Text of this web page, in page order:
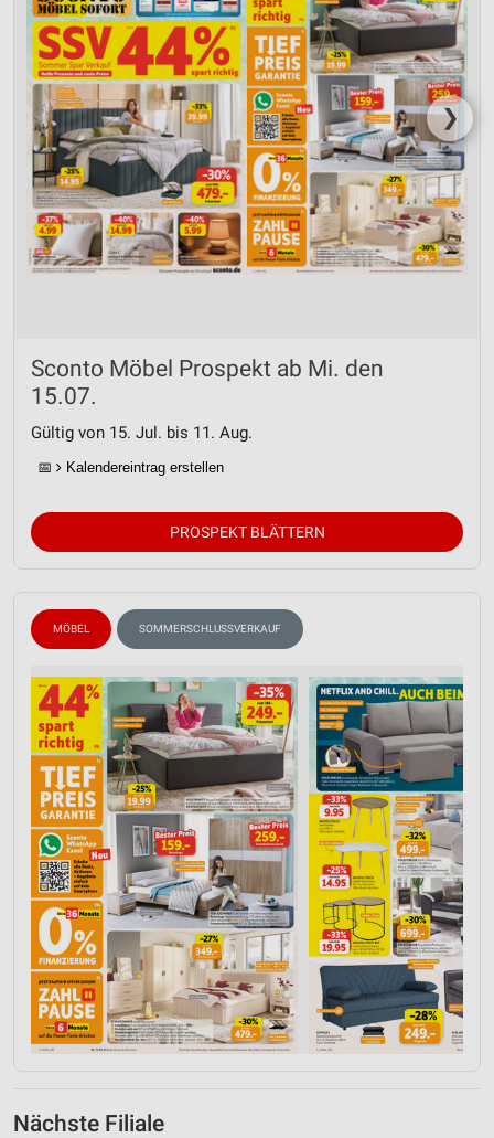
❯
Sconto Möbel Prospekt ab Mi. den
15.07.
Gültig von 15. Jul. bis 11. Aug.
📅 Kalendereintrag erstellen
PROSPEKT BLÄTTERN
MÖBEL SOMMERSCHLUSSVERKAUF
Nächste Filiale